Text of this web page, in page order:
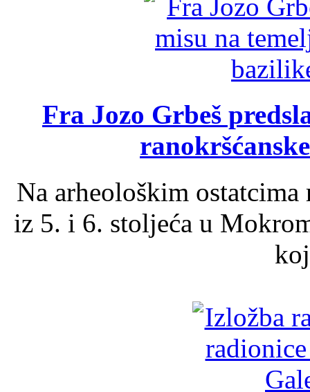
Fra Jozo Grbeš
Na arheološkim
iz 5. i 6. stoljeća u